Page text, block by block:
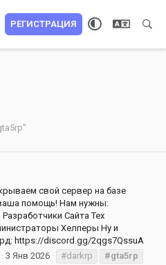
РЕГИСТРАЦИЯ
свой сервер на базе
ваша помощь! Нам нужны:
Сайта Тех
Хелперы Ну и
https://discord.gg/2qgs7QssuA
3 Янв 2026 #darkrp
#gta5rp